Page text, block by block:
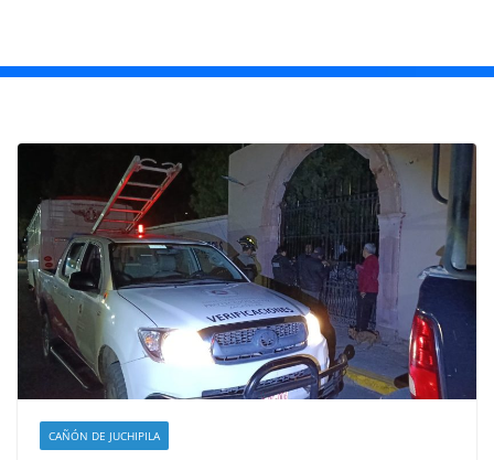
CAÑÓN DE JUCHIPILA